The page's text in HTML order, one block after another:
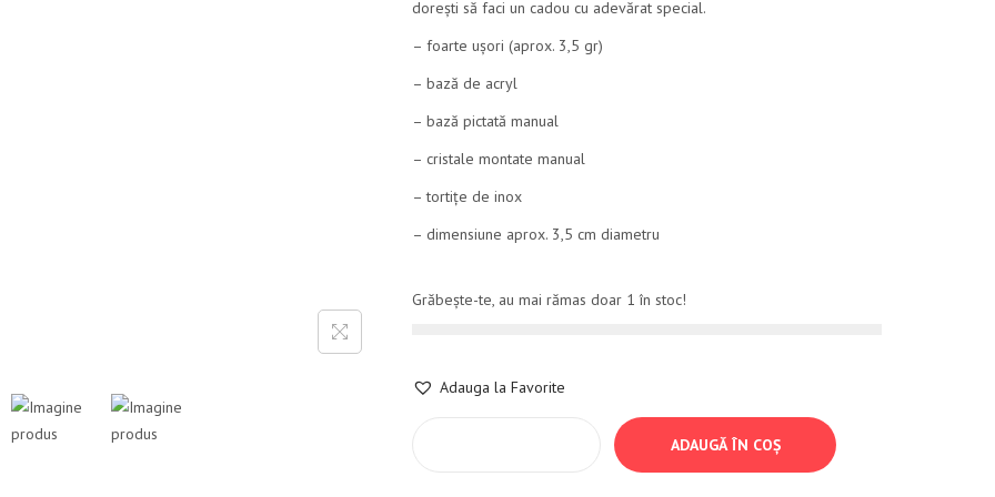
dorești să faci un cadou cu adevărat special.
– foarte ușori (aprox. 3,5 gr)
– bază de acryl
– bază pictată manual
– cristale montate manual
– tortițe de inox
– dimensiune aprox. 3,5 cm diametru
Grăbește-te, au mai rămas doar 1 în stoc!
Adauga la Favorite
ADAUGĂ ÎN COȘ